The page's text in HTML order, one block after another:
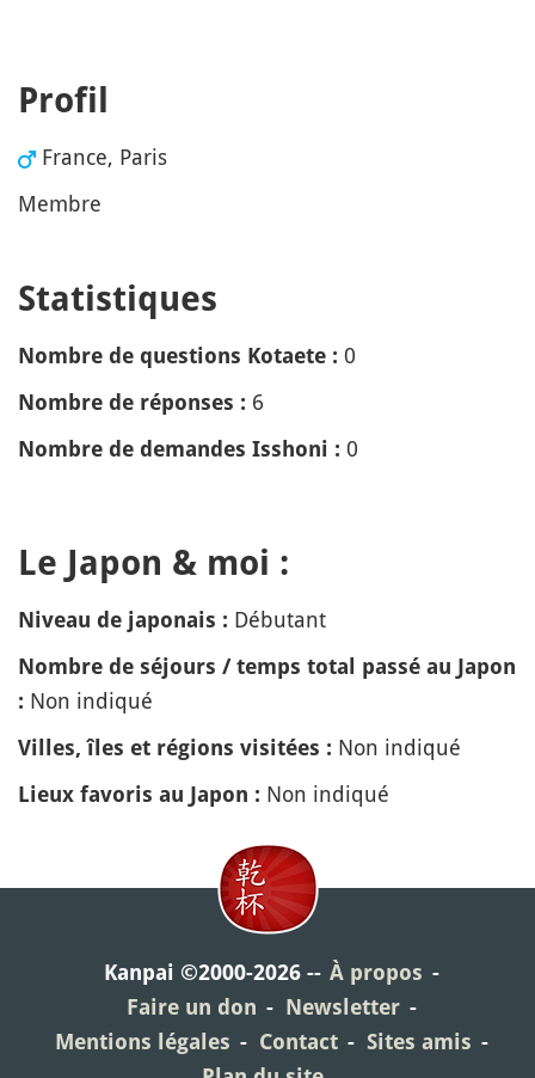
Profil
France, Paris
Membre
Statistiques
Nombre de questions Kotaete : 0
Nombre de réponses : 6
Nombre de demandes Isshoni : 0
Le Japon & moi :
Niveau de japonais : Débutant
Nombre de séjours / temps total passé au Japon
: Non indiqué
Villes, îles et régions visitées : Non indiqué
Lieux favoris au Japon : Non indiqué
Kanpai ©2000-2026
À propos
Faire un don
Newsletter
Mentions légales
Contact
Sites amis